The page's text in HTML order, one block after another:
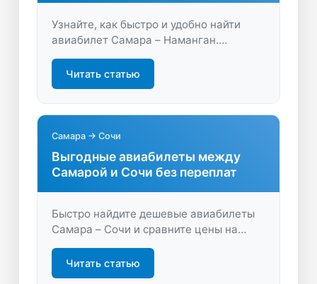
Узнайте, как быстро и удобно найти
авиабилет Самара – Наманган.
лучшие предложения. Удобный поиск и
экономия времени для вашего
Читать статью
Самара → Сочи
Выгодные авиабилеты между
Самарой и Сочи без переплат
Быстро найдите дешевые авиабилеты
Самара – Сочи и сравните цены на
удобные даты. Откройте для себя
выгодные предложения и начните свое
путешествие с экономии на LastBilet.ru.
Читать статью